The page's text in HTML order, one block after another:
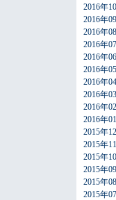
2016年
2016年
2016年
2016年
2016年
2016年
2016年
2016年
2016年
2016年
2015年
2015年
2015年
2015年
2015年
2015年